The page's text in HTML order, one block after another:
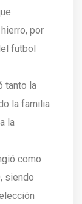
por
futbol
tanto la
la familia
la
como
siendo